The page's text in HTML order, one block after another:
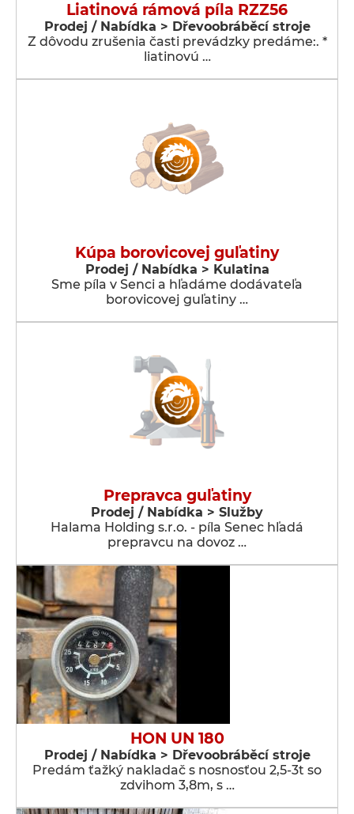
Liatinová rámová píla RZZ56
Prodej / Nabídka > Dřevoobráběcí stroje
Z dôvodu zrušenia časti prevádzky predáme:. *
liatinovú …
Kúpa borovicovej guľatiny
Prodej / Nabídka > Kulatina
Sme píla v Senci a hľadáme dodávateľa
borovicovej guľatiny …
Prepravca guľatiny
Prodej / Nabídka > Služby
Halama Holding s.r.o. - píla Senec hľadá
prepravcu na dovoz …
HON UN 180
Prodej / Nabídka > Dřevoobráběcí stroje
Predám ťažký nakladač s nosnosťou 2,5-3t so
zdvihom 3,8m, s …